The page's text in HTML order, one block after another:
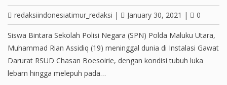
redaksiindonesiatimur_redaksi | January 30, 2021 | 0
Siswa Bintara Sekolah Polisi Negara (SPN) Polda Maluku Utara,
Muhammad Rian Assidiq (19) meninggal dunia di Instalasi Gawat
Darurat RSUD Chasan Boesoirie, dengan kondisi tubuh luka
lebam hingga melepuh pada…